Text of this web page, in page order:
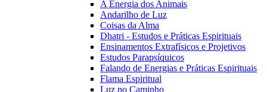
A Energia dos Animais
Andarilho de Luz
Coisas da Alma
Dhatri - Estudos e Práticas Espirituais
Ensinamentos Extrafísicos e Projetivos
Estudos Parapsíquicos
Falando de Energias e Práticas Espirituais
Flama Espiritual
Luz no Caminho